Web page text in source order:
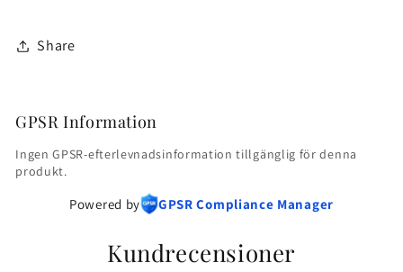
Share
GPSR Information
Ingen GPSR-efterlevnadsinformation tillgänglig för denna
produkt.
Powered by GPSR Compliance Manager
Kundrecensioner